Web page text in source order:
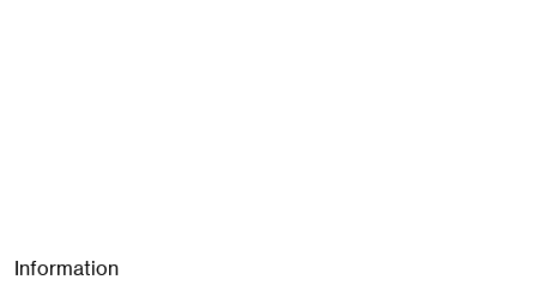
Information